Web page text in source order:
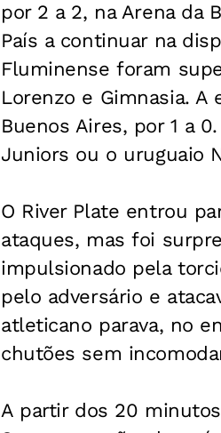
por 2 a 2, na Arena da
País a continuar na
Fluminense foram
Lorenzo e Gimnasia. A
Buenos Aires, por 1 a
Juniors ou o uruguaio
O River Plate entrou
ataques, mas foi
impulsionado pela
pelo adversário e
atleticano parava, no
chutões sem
A partir dos 20